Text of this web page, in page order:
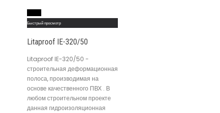
Быстрый просмотр
Litaproof IE-320/50
Litaproof IE-320/50 -
строительная деформационная
полоса, производимая на
основе качественного ПВХ . В
любом строительном проекте
данная гидроизоляционная